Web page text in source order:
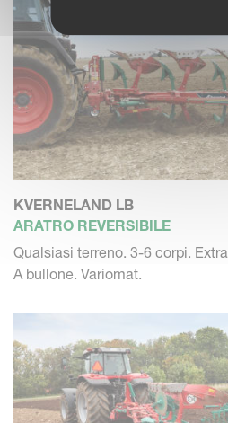
KVERNELAND LB
ARATRO REVERSIBILE
Qualsiasi terreno. 3-6 corpi.
A bullone. Variomat.